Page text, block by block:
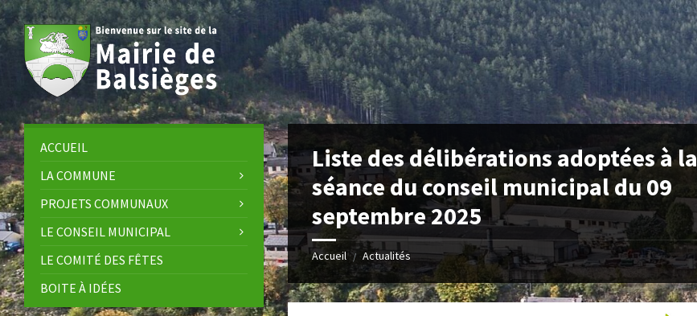
Skip
to
content
Skip
to
left
sidebar
Skip
to
right
sidebar
Skip
to
footer
Liste des délibérations adoptées à la
séance du conseil municipal du 09
septembre 2025
Accueil / Actualités
ACCUEIL
LA COMMUNE
PROJETS COMMUNAUX
LE CONSEIL MUNICIPAL
LE COMITÉ DES FÊTES
BOITE À IDÉES